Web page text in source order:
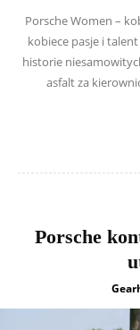
Porsche Women –
kobiece pasje i
historie
asfalt za
Porsche